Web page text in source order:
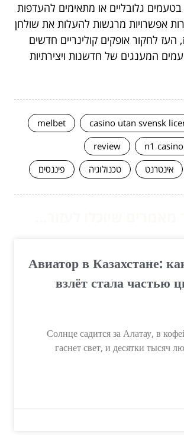
גלובליים או מתאימים להעדפות
אפשרויות מרגשות להעלות את שולחן
לחקור אופקים קולינריים חדשים
המענגים של חדשנות ויצירתיות
casino utan svensk
melbet
n1 casino
review
אינטרנט טכנולוגיה פיננסים
Авиатор в Казахстане:
взлёт стала частью
Солнце садится за Алатау, в
гаснет свет, и десятки тысяч